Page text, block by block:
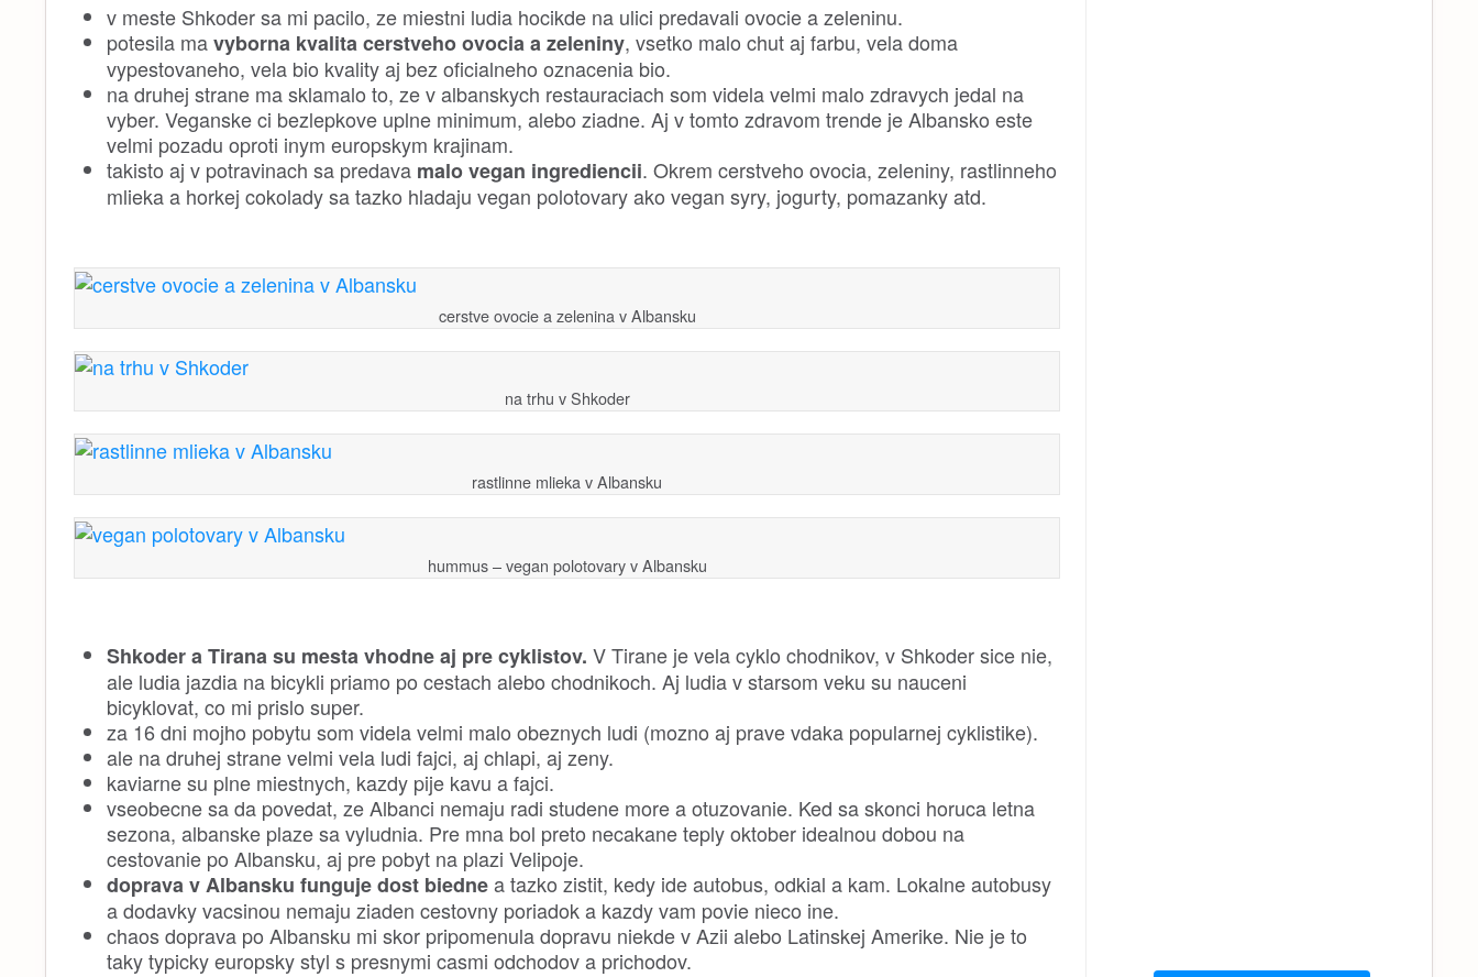
v meste Shkoder sa mi pacilo, ze miestni ludia hocikde na ulici predavali ovocie a zeleninu.
potesila mavyborna kvalita cerstveho ovocia a zeleniny, vsetko malo chut aj farbu, vela doma
vypestovaneho, vela bio kvality aj bez oficialneho oznacenia bio.
na druhej strane ma sklamalo to, ze v albanskych restauraciach som videla velmi malo zdravych jedal na
vyber. Veganske ci bezlepkove uplne minimum, alebo ziadne. Aj v tomto zdravom trende je Albansko este
velmi pozadu oproti inym europskym krajinam.
takisto aj v potravinach sa predava malo vegan ingrediencii. Okrem cerstveho ovocia, zeleniny, rastlinneho
mlieka a horkej cokolady sa tazko hladaju vegan polotovary ako vegan syry, jogurty, pomazanky atd.
cerstve ovocie a zelenina v Albansku
na trhu v Shkoder
rastlinne mlieka v Albansku
hummus – vegan polotovary v Albansku
Shkoder a Tirana su mesta vhodne aj pre cyklistov. V Tirane je vela cyklo chodnikov, v Shkoder sice nie,
ale ludia jazdia na bicykli priamo po cestach alebo chodnikoch. Aj ludia v starsom veku su nauceni
bicyklovat, co mi prislo super.
za 16 dni mojho pobytu som videla velmi malo obeznych ludi (mozno aj prave vdaka popularnej cyklistike).
ale na druhej strane velmi vela ludi fajci, aj chlapi, aj zeny.
kaviarne su plne miestnych, kazdy pije kavu a fajci.
vseobecne sa da povedat, ze Albanci nemaju radi studene more a otuzovanie. Ked sa skonci horuca letna
sezona, albanske plaze sa vyludnia. Pre mna bol preto necakane teply oktober idealnou dobou na
cestovanie po Albansku, aj pre pobyt na plazi Velipoje.
doprava v Albansku funguje dost biednea tazko zistit, kedy ide autobus, odkial a kam. Lokalne autobusy
a dodavky vacsinou nemaju ziaden cestovny poriadok a kazdy vam povie nieco ine.
chaos doprava po Albansku mi skor pripomenula dopravu niekde v Azii alebo Latinskej Amerike. Nie je to
taky typicky europsky styl s presnymi casmi odchodov a prichodov.